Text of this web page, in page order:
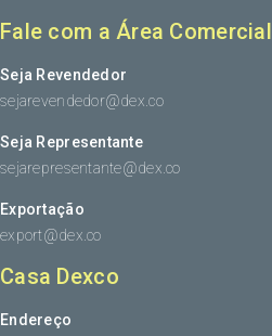
Fale com a Área Comercial
Seja Revendedor
sejarevendedor@dex.co
Seja Representante
sejarepresentante@dex.co
Exportação
export@dex.co
Casa Dexco
Endereço